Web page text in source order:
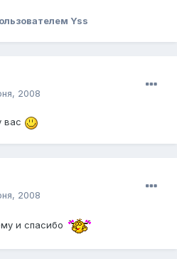
Yss
2008
вас
2008
и спасибо